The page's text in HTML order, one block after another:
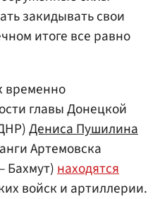
закидывать свои
итоге все равно
временно
главы Донецкой
Дениса Пушилина
Артемовска
Бахмут)находятся
войск и артиллерии.